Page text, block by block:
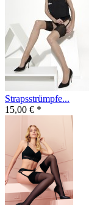
Strapsstrümpfe...
15,00 € *